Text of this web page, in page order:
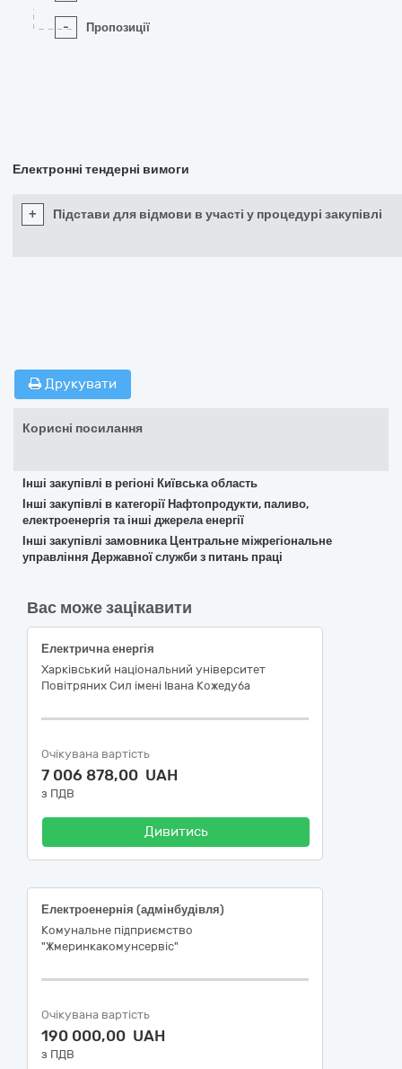
- Пропозиції
Електронні тендерні вимоги
+ Підстави для відмови в участі у процедурі закупівлі
Друкувати
Корисні посилання
Інші закупівлі в регіоні Київська область
Інші закупівлі в категорії Нафтопродукти, паливо,
електроенергія та інші джерела енергії
Інші закупівлі замовника Центральне міжрегіональне
управління Державної служби з питань праці
Вас може зацікавити
Електрична енергія
Харківський національний університет
Повітряних Сил імені Івана Кожедуба
Очікувана вартість
7 006 878,00 UAH
з ПДВ
Дивитись
Електроенернія (адмінбудівля)
Комунальне підприємство
"Жмеринкакомунсервіс"
Очікувана вартість
190 000,00 UAH
з ПДВ